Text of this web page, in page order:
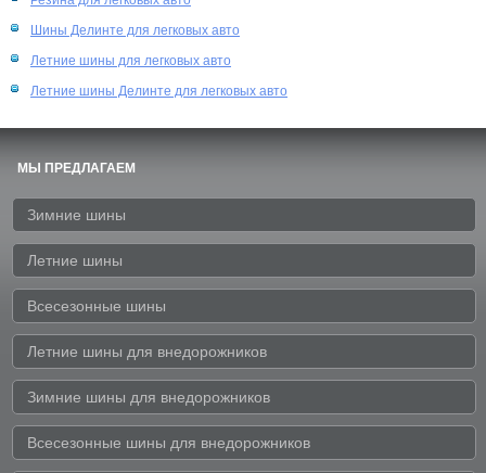
Шины Делинте для легковых авто
Летние шины для легковых авто
Летние шины Делинте для легковых авто
МЫ ПРЕДЛАГАЕМ
Зимние шины
Летние шины
Всесезонные шины
Летние шины для внедорожников
Зимние шины для внедорожников
Всесезонные шины для внедорожников